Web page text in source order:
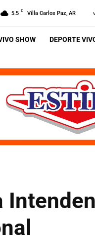
5.5 C Villa Carlos Paz, AR
SHOW DEPORTE